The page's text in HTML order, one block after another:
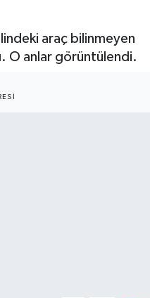
araç bilinmeyen
O anlar görüntülendi.